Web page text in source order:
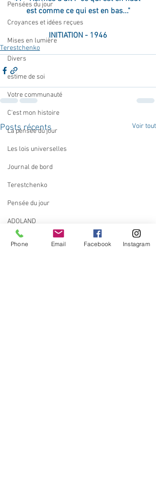
Pensées du jour
Croyances et idées reçues
Mises en lumière
Divers
estime de soi
Votre communauté
C'est mon histoire
La pensée du jour
Les lois universelles
Journal de bord
Terestchenko
Pensée du jour
ADOLAND
est comme ce qui est en bas..."
INITIATION - 1946
Terestchenko
Posts récents Voir tout
Phone Email Facebook Instagram